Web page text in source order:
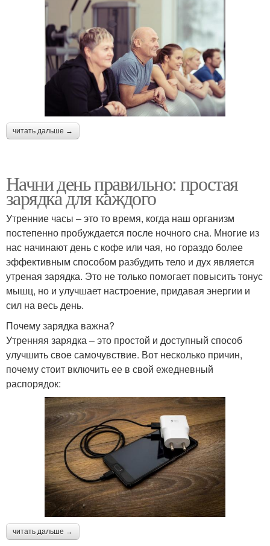
читать дальше →
Начни день правильно: простая
зарядка для каждого
Утренние часы – это то время, когда наш организм
постепенно пробуждается после ночного сна. Многие из
нас начинают день с кофе или чая, но гораздо более
эффективным способом разбудить тело и дух является
утреная зарядка. Это не только помогает повысить тонус
мышц, но и улучшает настроение, придавая энергии и
сил на весь день.
Почему зарядка важна?
Утренняя зарядка – это простой и доступный способ
улучшить свое самочувствие. Вот несколько причин,
почему стоит включить ее в свой ежедневный
распорядок:
читать дальше →